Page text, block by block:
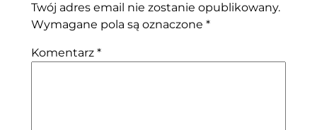
Twój adres email nie zostanie opublikowany.
Wymagane pola są oznaczone *
Komentarz *